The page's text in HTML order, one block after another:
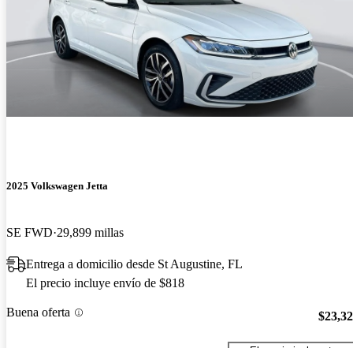
2025 Volkswagen Jetta
SE FWD 29,899 millas
Entrega a domicilio desde St Augustine, FL
El precio incluye envío de $818
Buena oferta